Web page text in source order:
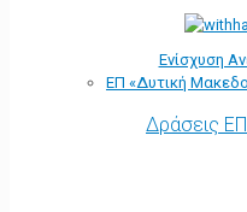
Ενίσχυση
ΕΠ «Δυτική
Δράσεις